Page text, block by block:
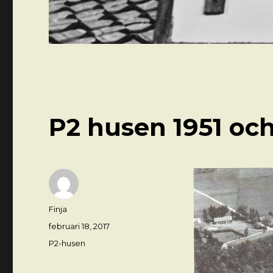
P2 husen 1951
Författare
Finja
Postat
februari 18, 2017
Kategorier
P2-husen